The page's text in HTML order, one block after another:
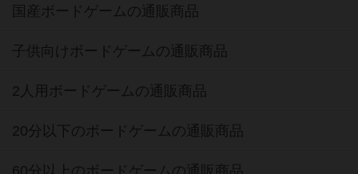
国産ボードゲームの通販商品
子供向けボードゲームの通販商品
2人用ボードゲームの通販商品
20分以下のボードゲームの通販商品
60分以上のボードゲームの通販商品